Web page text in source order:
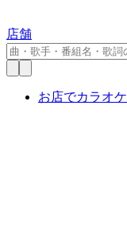
店舗
お店でカラオケ